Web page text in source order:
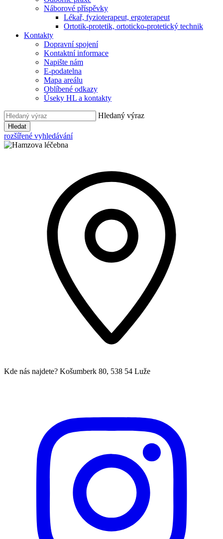
Náborové příspěvky
Lékař, fyzioterapeut, ergoterapeut
Ortotik-protetik, ortoticko-protetický technik
Kontakty
Dopravní spojení
Kontaktní informace
Napište nám
E-podatelna
Mapa areálu
Oblíbené odkazy
Úseky HL a kontakty
Hledaný výraz
Hledat
rozšířené vyhledávání
Kde nás najdete? Košumberk 80, 538 54 Luže